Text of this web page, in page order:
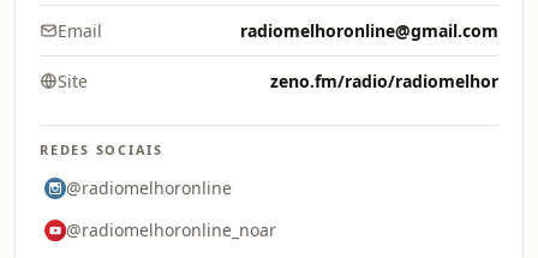
Email radiomelhoronline@gmail.com
Site zeno.fm/radio/radiomelhor
REDES SOCIAIS
@radiomelhoronline
@radiomelhoronline_noar